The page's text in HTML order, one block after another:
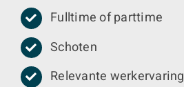
Fulltime of parttime
Schoten
Relevante werkervaring